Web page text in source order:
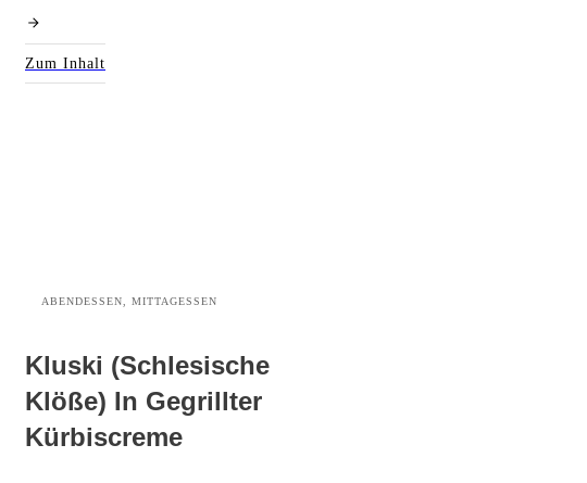
Zum Inhalt
ABENDESSEN, MITTAGESSEN
Kluski (Schlesische
Klöße) In Gegrillter
Kürbiscreme